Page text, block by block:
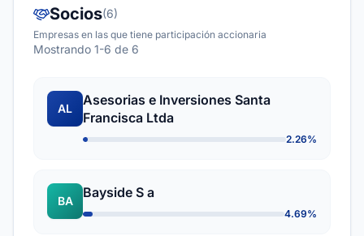
Socios(6)
Empresas en las que tiene participación accionaria
Mostrando 1-6 de 6
AL
Asesorias e Inversiones Santa
Francisca Ltda
2.26%
BA
Bayside S a
4.69%